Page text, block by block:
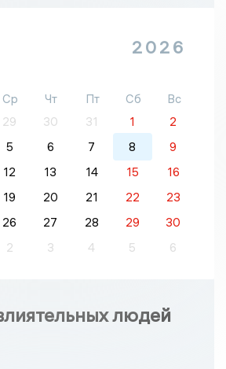
2026
Ср Чт Пт Сб
Вс
29 30 31 1
2
5 6 7 8
9
12 13 14 15
16
19 20 21 22
23
26 27 28 29
30
2 3 4 5 6
людей